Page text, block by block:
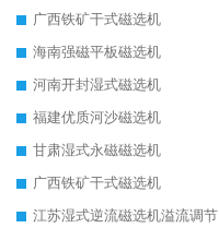
广西铁矿干式磁选机
海南强磁平板磁选机
河南开封湿式磁选机
福建优质河沙磁选机
甘肃湿式永磁磁选机
广西铁矿干式磁选机
江苏湿式逆流磁选机溢流调节